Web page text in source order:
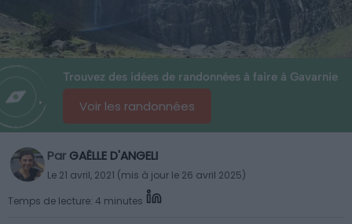
Trouvez des idées de randonnées à faire à Gavarnie
Voir les randonnées
Par GAËLLE D'ANGELI
Le 21 avril, 2021 (mis à jour le 26 avril 2025)
Temps de lecture: 4 minutes